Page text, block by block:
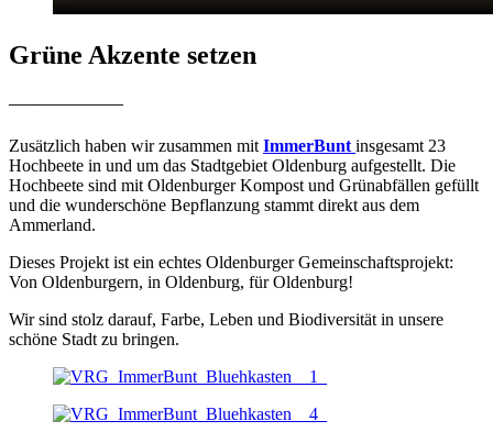
Grüne Akzente setzen
————————
Zusätzlich haben wir zusammen mitImmerBuntinsgesamt 23
Hochbeete in und um das Stadtgebiet Oldenburg aufgestellt. Die
Hochbeete sind mit Oldenburger Kompost und Grünabfällen gefüllt
und die wunderschöne Bepflanzung stammt direkt aus dem
Ammerland.
Dieses Projekt ist ein echtes Oldenburger Gemeinschaftsprojekt:
Von Oldenburgern, in Oldenburg, für Oldenburg!
Wir sind stolz darauf, Farbe, Leben und Biodiversität in unsere
schöne Stadt zu bringen.